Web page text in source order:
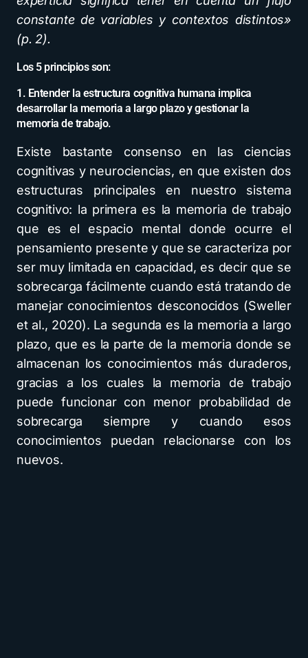
constante de variables y contextos distintos»
(p. 2).
Los 5 principios son:
1. Entender la estructura cognitiva humana implica
desarrollar la memoria a largo plazo y gestionar la
memoria de trabajo.
Existe bastante consenso en las ciencias
cognitivas y neurociencias, en que existen dos
estructuras principales en nuestro sistema
cognitivo: la primera es la memoria de trabajo
que es el espacio mental donde ocurre el
pensamiento presente y que se caracteriza por
ser muy limitada en capacidad, es decir que se
sobrecarga fácilmente cuando está tratando de
manejar conocimientos desconocidos (Sweller
et al., 2020). La segunda es la memoria a largo
plazo, que es la parte de la memoria donde se
almacenan los conocimientos más duraderos,
gracias a los cuales la memoria de trabajo
puede funcionar con menor probabilidad de
sobrecarga siempre y cuando esos
conocimientos puedan relacionarse con los
nuevos.